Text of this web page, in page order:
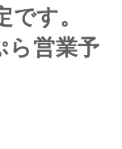
す。
営業予